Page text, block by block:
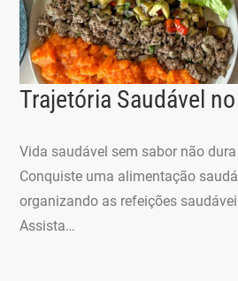
Trajetória Saudável
Vida saudável sem sabor não
Conquiste uma alimentação
organizando as refeições
Assista…